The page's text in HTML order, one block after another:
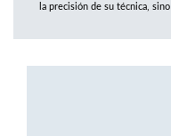
la precisión de su técnica,